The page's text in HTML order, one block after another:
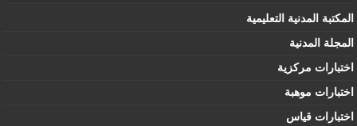
المكتبة المدنية التعليمية
المجلة المدنية
اختبارات مركزية
اختبارات موهبة
اختبارات قياس